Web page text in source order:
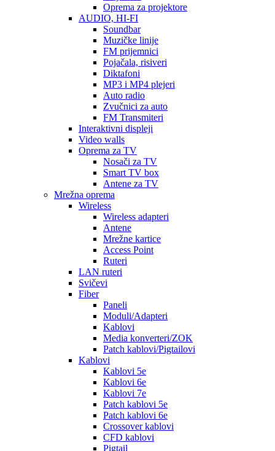
Oprema za projektore
AUDIO, HI-FI
Soundbar
Muzičke linije
FM prijemnici
Pojačala, risiveri
Diktafoni
MP3 i MP4 plejeri
Auto radio
Zvučnici za auto
FM Transmiteri
Interaktivni displeji
Video walls
Oprema za TV
Nosači za TV
Smart TV box
Antene za TV
Mrežna oprema
Wireless
Wireless adapteri
Antene
Mrežne kartice
Access Point
Ruteri
LAN ruteri
Svičevi
Fiber
Paneli
Moduli/Adapteri
Kablovi
Media konverteri/ZOK
Patch kablovi/Pigtailovi
Kablovi
Kablovi 5e
Kablovi 6e
Kablovi 7e
Patch kablovi 5e
Patch kablovi 6e
Crossover kablovi
CFD kablovi
Pigtail